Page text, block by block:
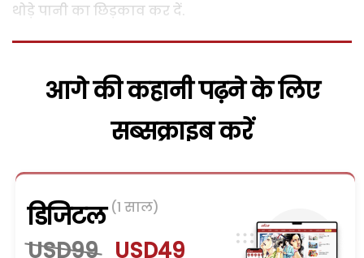
थोड़े पानी का छिड़काव कर दें.
आगे की कहानी पढ़ने के लिए
सब्सक्राइब करें
डिजिटल (1 साल)
USD99 USD49